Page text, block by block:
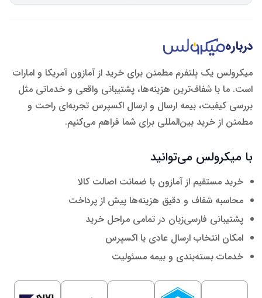
درباره
میکرولس یک پلتفرم مطمئن برای خرید از آمازون آمریکا و امارات
است. ما با شفاف‌ترین هزینه‌ها، پشتیبانی واقعی و خدماتی مثل
بررسی کیفیت، بیمه ارسال و ارسال اکسپرس تجربه‌ای راحت و
مطمئن از خرید بین‌المللی برای شما فراهم می‌کنیم.
با میکرولس می‌توانید
خرید مستقیم از آمازون با ضمانت اصالت کالا
محاسبه شفاف و دقیق هزینه‌ها پیش از پرداخت
پشتیبانی فارسی‌زبان در تمامی مراحل خرید
امکان انتخاب ارسال عادی یا اکسپرس
خدمات بسته‌بندی و بیمه مسئولیت